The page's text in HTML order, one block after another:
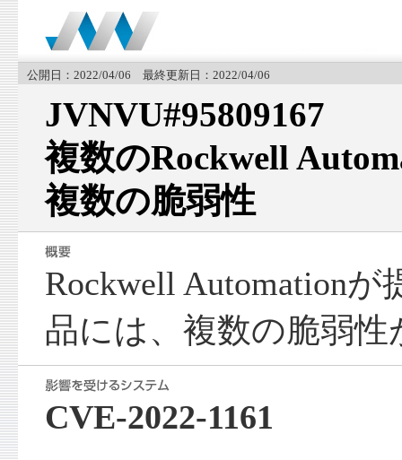
公開日：2022/04/06 最終更新日：2022/04/06
JVNVU#95809167
複数のRockwell
複数の脆弱性
Rockwell Automation
品には、複数の脆弱
CVE-2022-1161